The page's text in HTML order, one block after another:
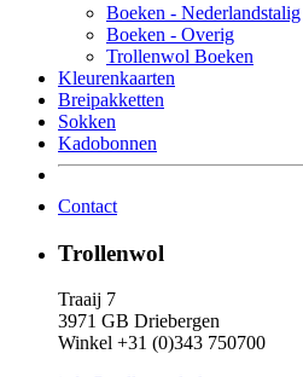
Boeken - Nederlandstalig
Boeken - Overig
Trollenwol Boeken
Kleurenkaarten
Breipakketten
Sokken
Kadobonnen
Contact
Trollenwol
Traaij 7
3971 GB Driebergen
Winkel +31 (0)343 750700